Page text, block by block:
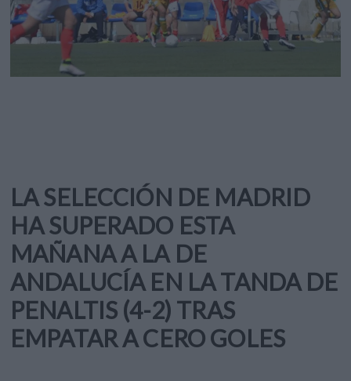
LA SELECCIÓN DE MADRID
HA SUPERADO ESTA
MAÑANA A LA DE
ANDALUCÍA EN LA TANDA DE
PENALTIS (4-2) TRAS
EMPATAR A CERO GOLES